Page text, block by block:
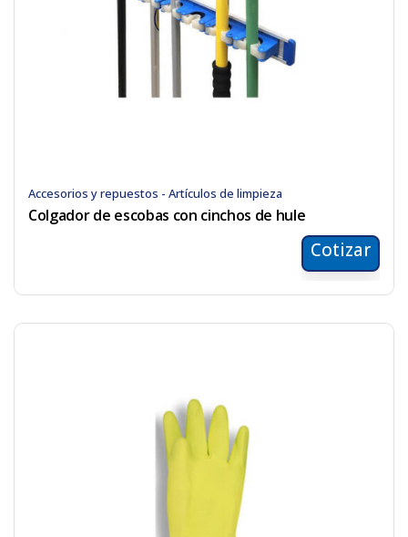
Accesorios y repuestos - Artículos de limpieza
Colgador de escobas con cinchos de hule
Cotizar